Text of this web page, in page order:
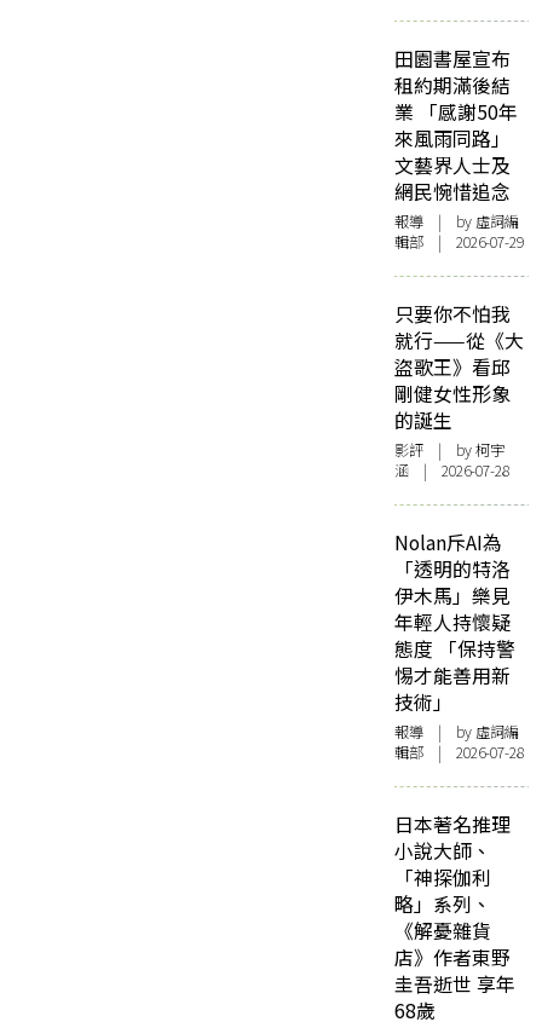
田園書屋宣布
租約期滿後結
業 「感謝50年
來風雨同路」
文藝界人士及
網民惋惜追念
報導 | by 虛詞編
輯部 | 2026-07-29
只要你不怕我
就行——從《大
盜歌王》看邱
剛健女性形象
的誕生
影評 | by 柯宇
涵 | 2026-07-28
Nolan斥AI為
「透明的特洛
伊木馬」樂見
年輕人持懷疑
態度 「保持警
惕才能善用新
技術」
報導 | by 虛詞編
輯部 | 2026-07-28
日本著名推理
小說大師、
「神探伽利
略」系列、
《解憂雜貨
店》作者東野
圭吾逝世 享年
68歲